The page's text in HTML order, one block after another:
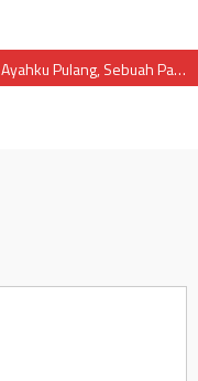
Ayahku Pulang, Sebuah Panggung dari Teater Corak